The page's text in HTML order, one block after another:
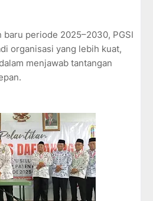
periode 2025–2030, PGSI
organisasi yang lebih kuat,
menjawab tantangan